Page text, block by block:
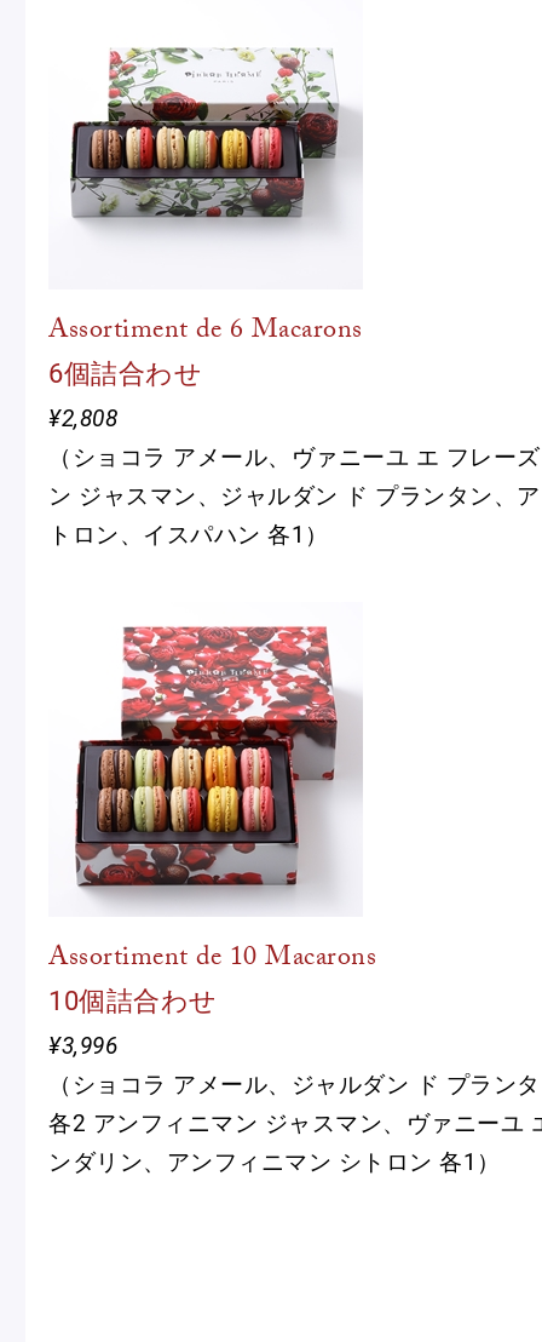
Assortiment de 6 Macarons
6個詰合わせ
¥2,808
（ショコラ アメール、ヴァニーユ エ フレー
ン ジャスマン、ジャルダン ド プランタン、
トロン、イスパハン 各1）
Assortiment de 10 Macarons
10個詰合わせ
¥3,996
（ショコラ アメール、ジャルダン ド プラン
各2 アンフィニマン ジャスマン、ヴァニーユ
ンダリン、アンフィニマン シトロン 各1）